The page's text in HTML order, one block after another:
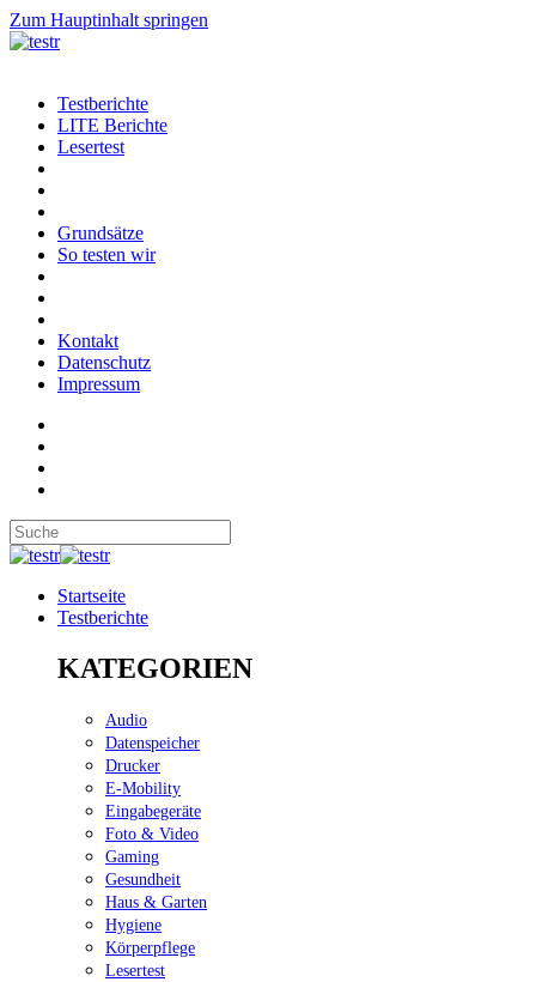
Zum Hauptinhalt springen
Testberichte
LITE Berichte
Lesertest
Grundsätze
So testen wir
Kontakt
Datenschutz
Impressum
Startseite
Testberichte
KATEGORIEN
Audio
Datenspeicher
Drucker
E-Mobility
Eingabegeräte
Foto & Video
Gaming
Gesundheit
Haus & Garten
Hygiene
Körperpflege
Lesertest